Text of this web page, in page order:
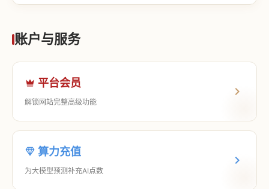
账户与服务
平台会员
解锁网站完整高级功能
算力充值
为大模型预测补充AI点数